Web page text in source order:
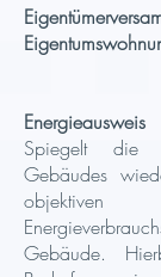
Energieausweis
Spiegelt die
Gebäudes
Gebäude.